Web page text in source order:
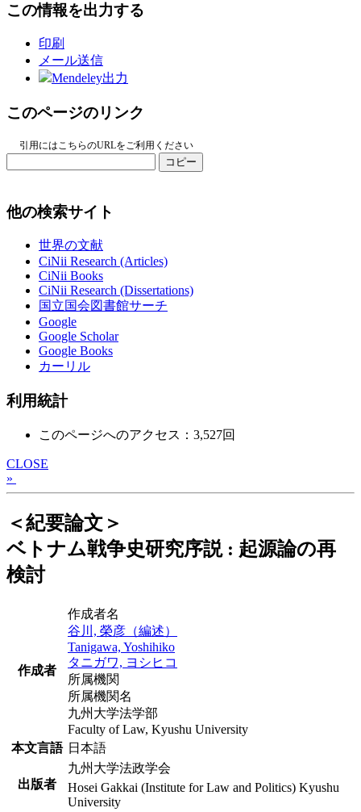
この情報を出力する
印刷
メール送信
Mendeley出力
このページのリンク
引用にはこちらのURLをご利用ください
コピー
他の検索サイト
世界の文献
CiNii Research (Articles)
CiNii Books
CiNii Research (Dissertations)
国立国会図書館サーチ
Google
Google Scholar
Google Books
カーリル
利用統計
このページへのアクセス：3,527回
CLOSE
»
＜紀要論文＞
ベトナム戦争史研究序説 : 起源論の再
検討
作成者
作成者名
谷川, 榮彦（編述）
Tanigawa, Yoshihiko
タニガワ, ヨシヒコ
所属機関
所属機関名
九州大学法学部
Faculty of Law, Kyushu University
本文言語 日本語
出版者
九州大学法政学会
Hosei Gakkai (Institute for Law and Politics) Kyushu
University